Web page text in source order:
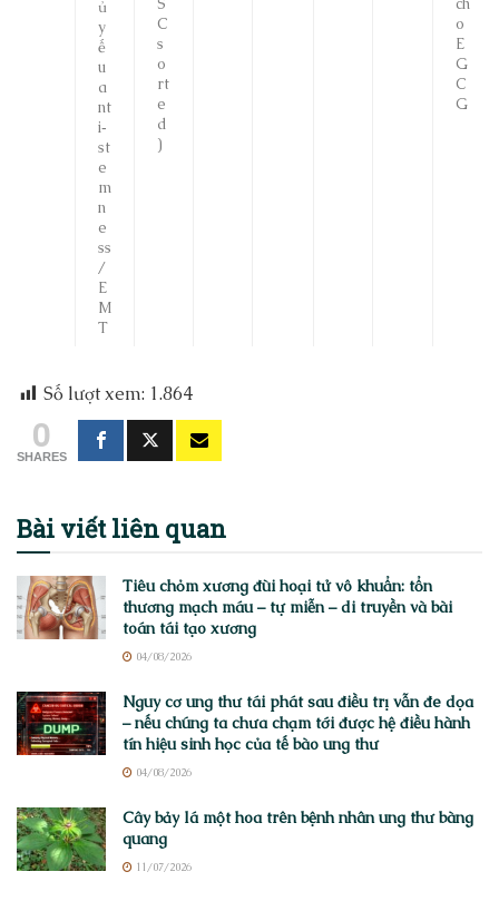
ủ
y
ế
u
a
nt
i‑
st
e
m
n
e
ss
/
E
M
T
C
s
o
rt
e
d
)
o
E
G
C
G
Số lượt xem: 1.864
0
SHARES
Bài viếtliên quan
Tiêu chỏm xương đùi hoại tử vô khuẩn: tổn
thương mạch máu – tự miễn – di truyền và bài
toán tái tạo xương
04/08/2026
Nguy cơ ung thư tái phát sau điều trị vẫn đe dọa
– nếu chúng ta chưa chạm tới được hệ điều hành
tín hiệu sinh học của tế bào ung thư
04/08/2026
Cây bảy lá một hoa trên bệnh nhân ung thư bàng
quang
11/07/2026